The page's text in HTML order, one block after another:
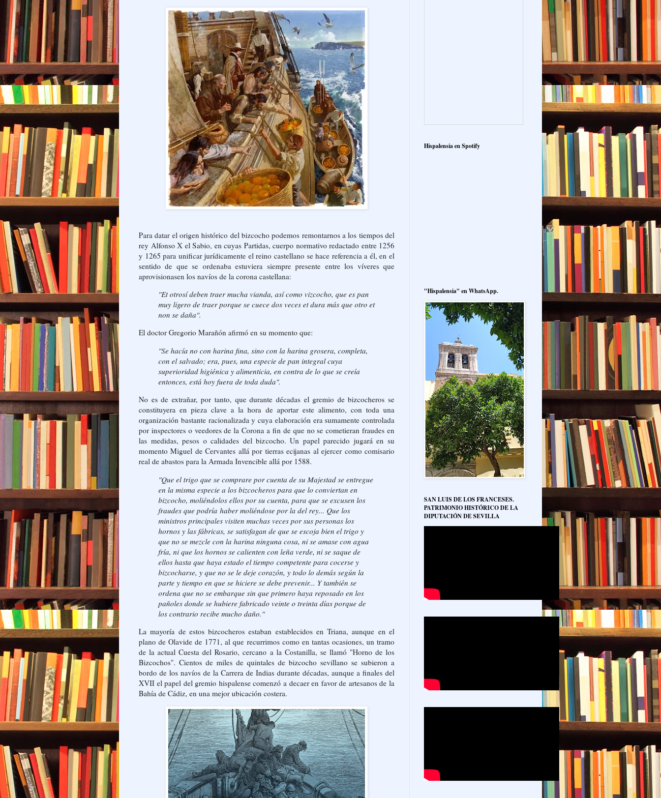
Para datar el origen histórico del bizcocho podemos remontarnos a los tiempos del
rey Alfonso X el Sabio, en cuyas Partidas, cuerpo normativo redactado entre 1256
y 1265 para unificar jurídicamente el reino castellano se hace referencia a él, en el
sentido de que se ordenaba estuviera siempre presente entre los víveres que
aprovisionasen los navíos de la corona castellana:
"Et otrosí deben traer mucha vianda, así como vizcocho, que es pan
muy ligero de traer porque se cuece dos veces et dura más que otro et
non se daña".
El doctor Gregorio Marañón afirmó en su momento que:
"Se hacía no con harina fina, sino con la harina grosera, completa,
con el salvado; era, pues, una especie de pan integral cuya
superioridad higiénica y alimenticia, en contra de lo que se creía
entonces, está hoy fuera de toda duda".
No es de extrañar, por tanto, que durante décadas el gremio de bizcocheros se
constituyera en pieza clave a la hora de aportar este alimento, con toda una
organización bastante racionalizada y cuya elaboración era sumamente controlada
por inspectores o veedores de la Corona a fin de que no se cometieran fraudes en
las medidas, pesos o calidades del bizcocho. Un papel parecido jugará en su
momento Miguel de Cervantes allá por tierras ecijanas al ejercer como comisario
real de abastos para la Armada Invencible allá por 1588.
"Que el trigo que se comprare por cuenta de su Majestad se entregue
en la misma especie a los bizcocheros para que lo conviertan en
bizcocho, moliéndolos ellos por su cuenta, para que se excusen los
fraudes que podría haber moliéndose por la del rey... Que los
ministros principales visiten muchas veces por sus personas los
hornos y las fábricas, se satisfagan de que se escoja bien el trigo y
que no se mezcle con la harina ninguna cosa, ni se amase con agua
fría, ni que los hornos se calienten con leña verde, ni se saque de
ellos hasta que haya estado el tiempo competente para cocerse y
bizcocharse, y que no se le deje corazón, y todo lo demás según la
parte y tiempo en que se hiciere se debe prevenir... Y también se
ordena que no se embarque sin que primero haya reposado en los
pañoles donde se hubiere fabricado veinte o treinta días porque de
los contrario recibe mucho daño."
La mayoría de estos bizcocheros estaban establecidos en Triana, aunque en el
plano de Olavide de 1771, al que recurrimos como en tantas ocasiones, un tramo
de la actual Cuesta del Rosario, cercano a la Costanilla, se llamó "Horno de los
Bizcochos". Cientos de miles de quintales de bizcocho sevillano se subieron a
bordo de los navíos de la Carrera de Indias durante décadas, aunque a finales del
XVII el papel del gremio hispalense comenzó a decaer en favor de artesanos de la
Bahía de Cádiz, en una mejor ubicación costera.
Hispalensia en Spotify
"Hispalensia" en WhatsApp.
SAN LUIS DE LOS FRANCESES.
PATRIMONIO HISTÓRICO DE LA
DIPUTACIÓN DE SEVILLA